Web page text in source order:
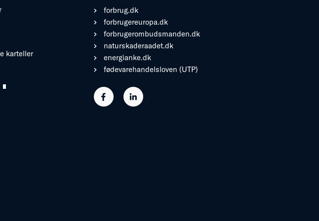
karteller
forbrug.dk
forbrugereuropa.dk
forbrugerombudsmanden.dk
naturskaderaadet.dk
energianke.dk
fødevarehandelsloven (UTP)